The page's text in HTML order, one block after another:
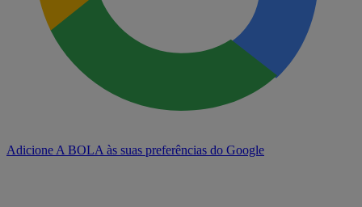
Adicione A BOLA às suas preferências do Google